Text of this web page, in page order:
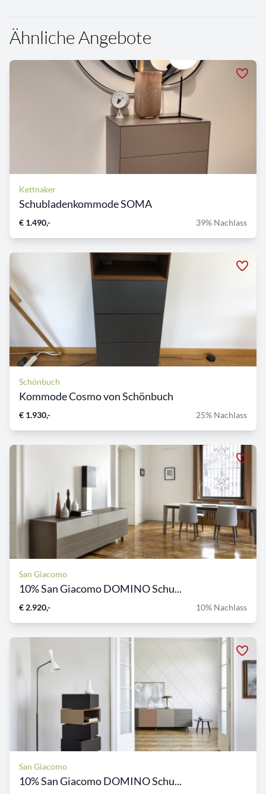
Ähnliche Angebote
Kettnaker
Schubladenkommode SOMA
€ 1.490,- 39% Nachlass
Schönbuch
Kommode Cosmo von Schönbuch
€ 1.930,- 25% Nachlass
San Giacomo
10% San Giacomo DOMINO Schu...
€ 2.920,- 10% Nachlass
San Giacomo
10% San Giacomo DOMINO Schu...